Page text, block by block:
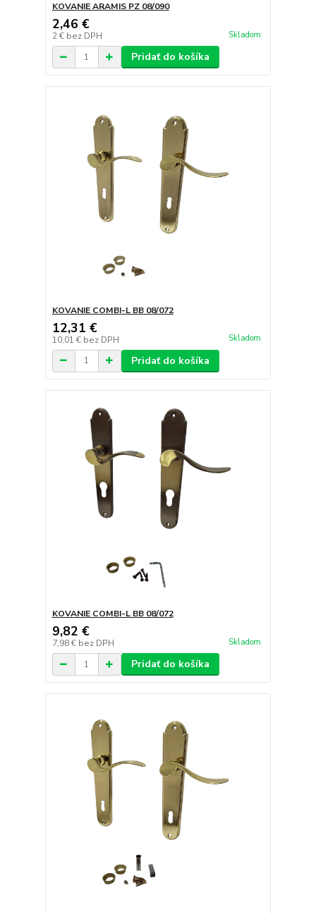
KOVANIE ARAMIS PZ 08/090
2,46 €
2 € bez DPH Skladom
Pridať do košíka
KOVANIE COMBI-L BB 08/072
12,31 €
10,01 € bez DPH Skladom
Pridať do košíka
KOVANIE COMBI-L BB 08/072
9,82 €
7,98 € bez DPH Skladom
Pridať do košíka